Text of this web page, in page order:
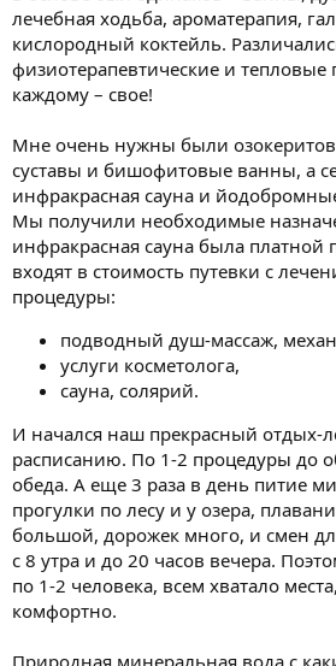
лечебная ходьба, ароматерапия,
кислородный коктейль.
физиотерапевтические и
каждому – свое!
Мне очень нужны были
суставы и бишофитовые ванны, а
инфракрасная сауна и
Мы получили необходимые
инфракрасная сауна была платной
входят в стоимость путевки с
процедуры:
подводный душ-массаж,
услуги косметолога,
сауна, солярий.
И начался наш прекрасный отдых-
расписанию. По 1-2 процедуры до
обеда. А еще 3 раза в день питие
прогулки по лесу и у озера,
большой, дорожек много, и смен
с 8 утра и до 20 часов вечера.
по 1-2 человека, всем хватало
комфортно.
Природная минеральная вода с